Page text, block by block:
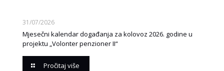
31/07/2026
Mjesečni kalendar događanja za kolovoz 2026. godine u
projektu „Volonter penzioner II“
Pročitaj više